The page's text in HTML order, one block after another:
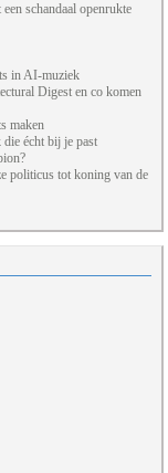
schandaal openrukte
in AI-muziek
Digest en co komen
maken
écht bij je past
politicus tot koning van de